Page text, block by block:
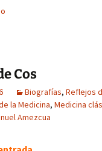
Cos
Biografías, Reflejos
la Medicina, Medicina
Amezcua